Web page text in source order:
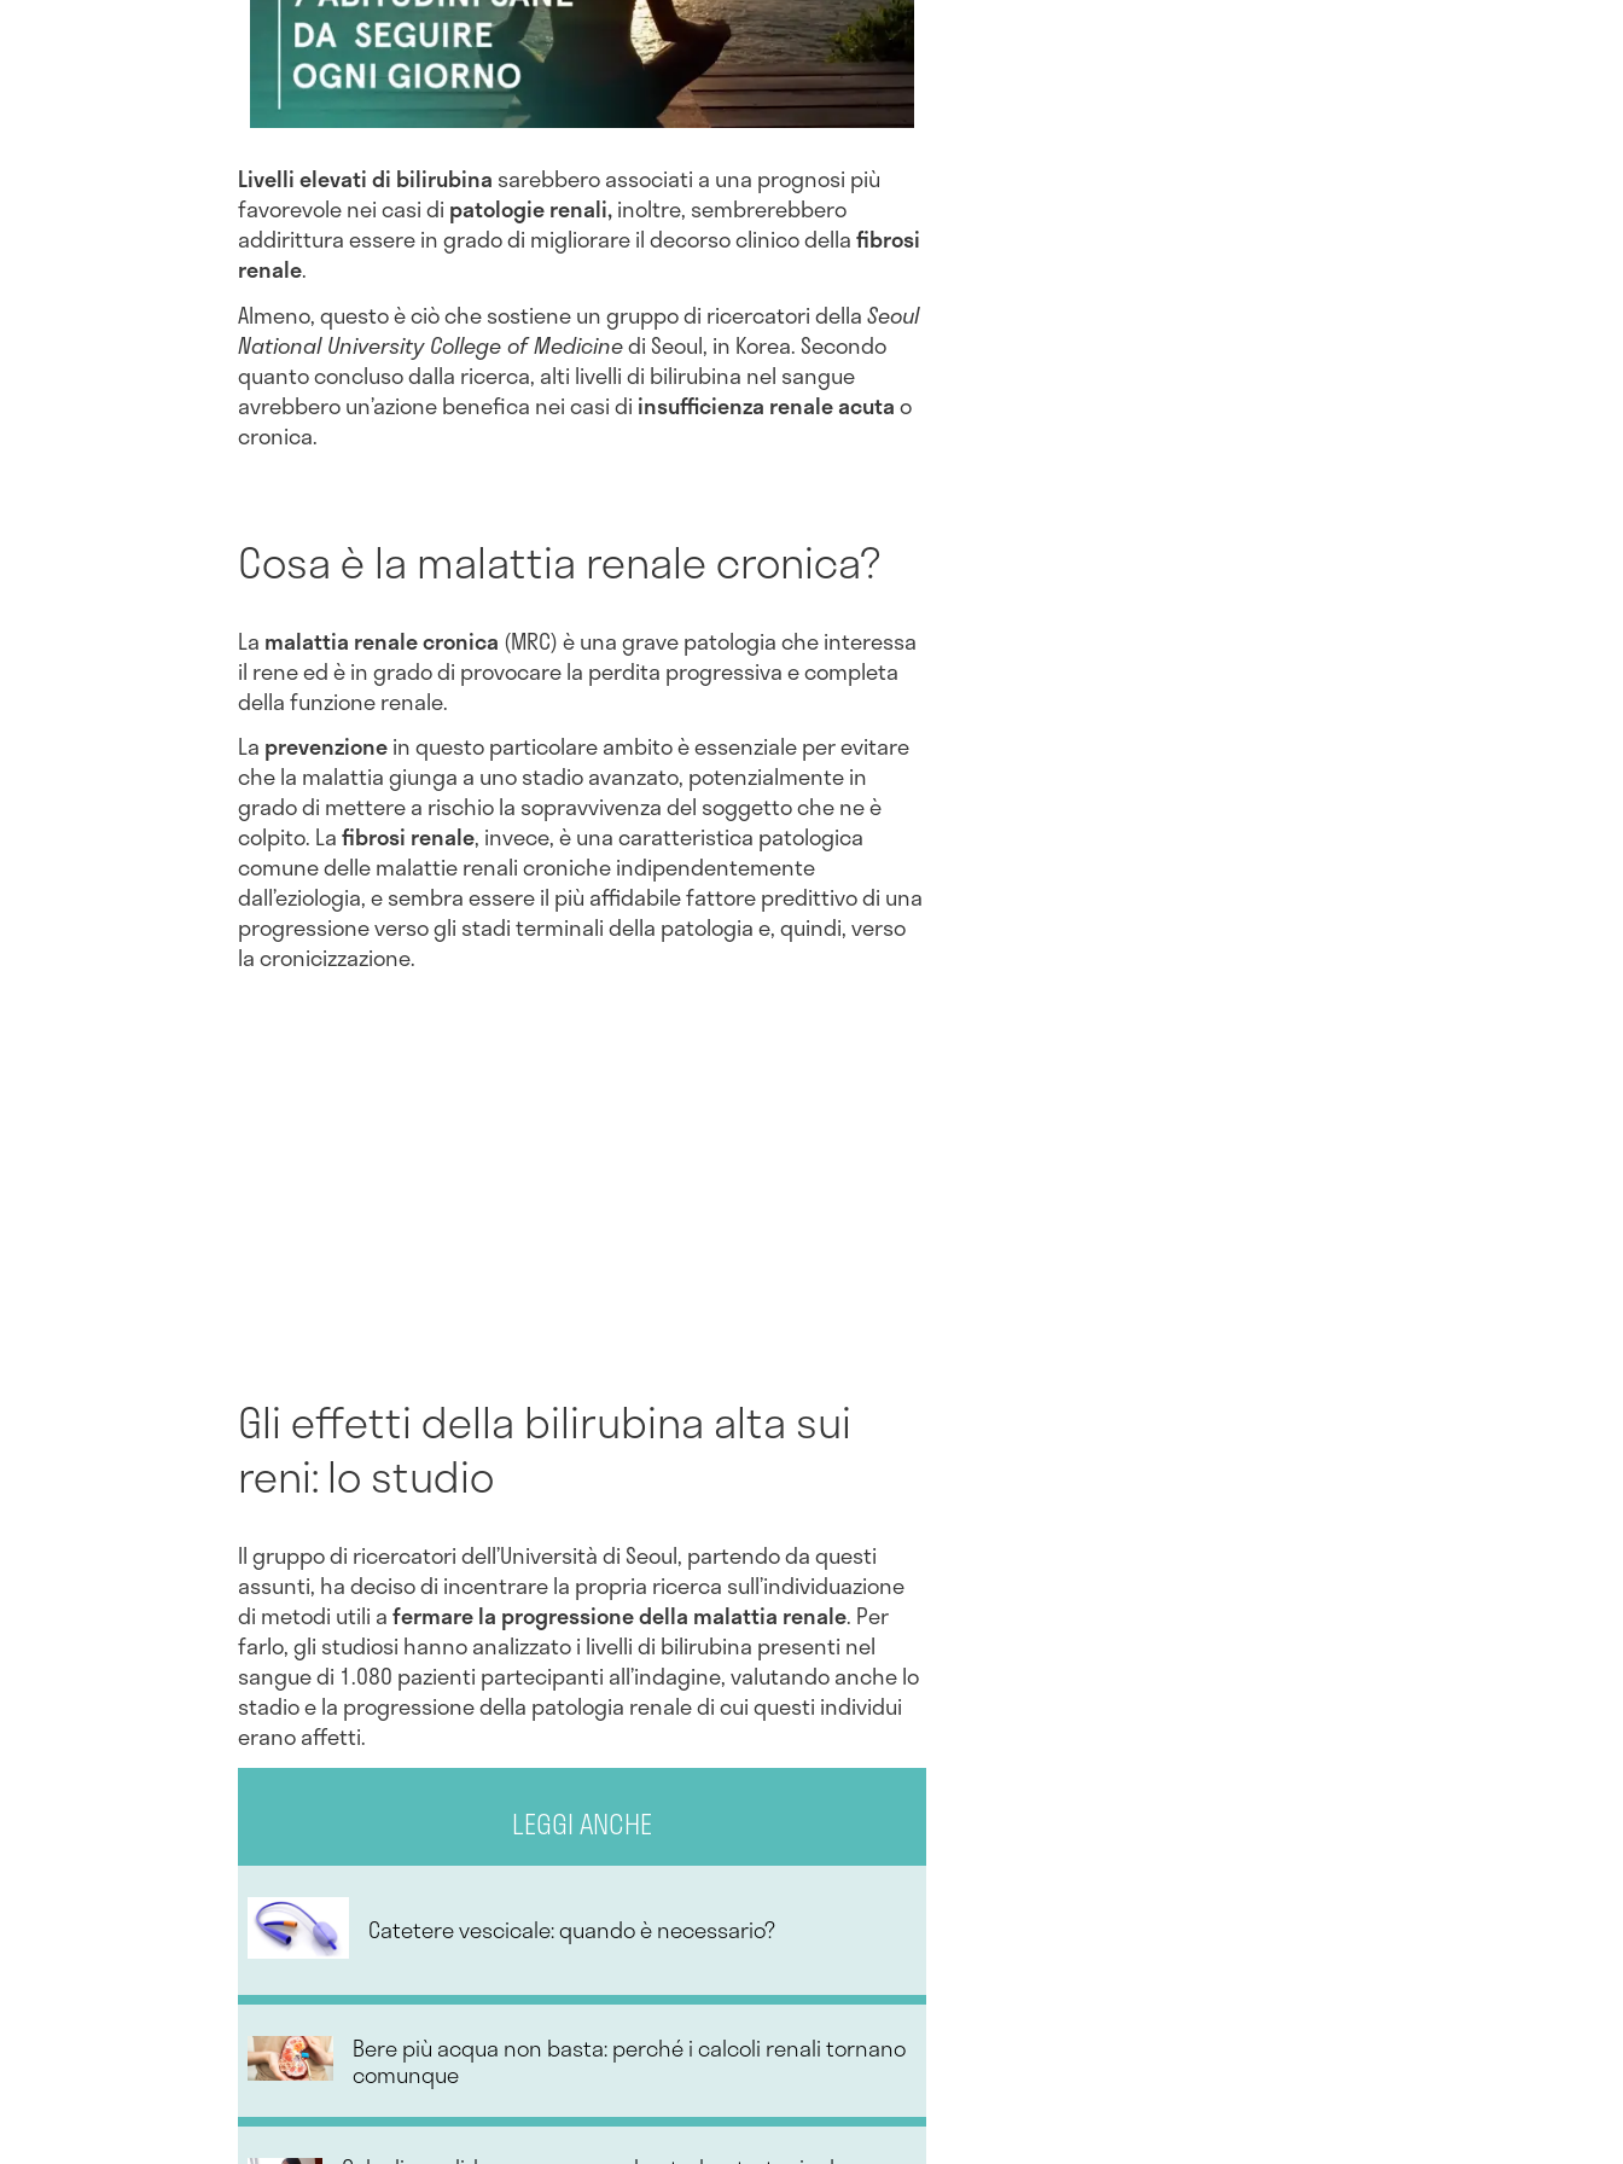
Livelli elevati di bilirubina sarebbero associati a una prognosi più
favorevole nei casi di patologie renali,inoltre, sembrerebbero
addirittura essere in grado di migliorare il decorso clinico dellafibrosi
renale.
Almeno, questo è ciò che sostiene un gruppo di ricercatori dellaSeoul
National University College of Medicinedi Seoul, in Korea. Secondo
quanto concluso dalla ricerca, alti livelli di bilirubina nel sangue
avrebbero un’azione benefica nei casi di insufficienza renale acutao
cronica.
Cosa è la malattia renale cronica?
La malattia renale cronica (MRC) è una grave patologia che interessa
il rene ed è in grado di provocare la perdita progressiva e completa
della funzione renale.
La prevenzionein questo particolare ambito è essenziale per evitare
che la malattia giunga a uno stadio avanzato, potenzialmente in
grado di mettere a rischio la sopravvivenza del soggetto che ne è
colpito. Lafibrosi renale, invece, è una caratteristica patologica
comune delle malattie renali croniche indipendentemente
dall’eziologia, e sembra essere il più affidabile fattore predittivo di una
progressione verso gli stadi terminali della patologia e, quindi, verso
la cronicizzazione.
Gli effetti della bilirubina alta sui
reni: lo studio
Il gruppo di ricercatori dell’Università di Seoul, partendo da questi
assunti, ha deciso di incentrare la propria ricerca sull’individuazione
di metodi utili afermare la progressione della malattia renale. Per
farlo, gli studiosi hanno analizzato i livelli di bilirubina presenti nel
sangue di 1.080 pazienti partecipanti all’indagine, valutando anche lo
stadio e la progressione della patologia renale di cui questi individui
erano affetti.
LEGGI ANCHE
Catetere vescicale: quando è necessario?
Bere più acqua non basta: perché i calcoli renali tornano
comunque